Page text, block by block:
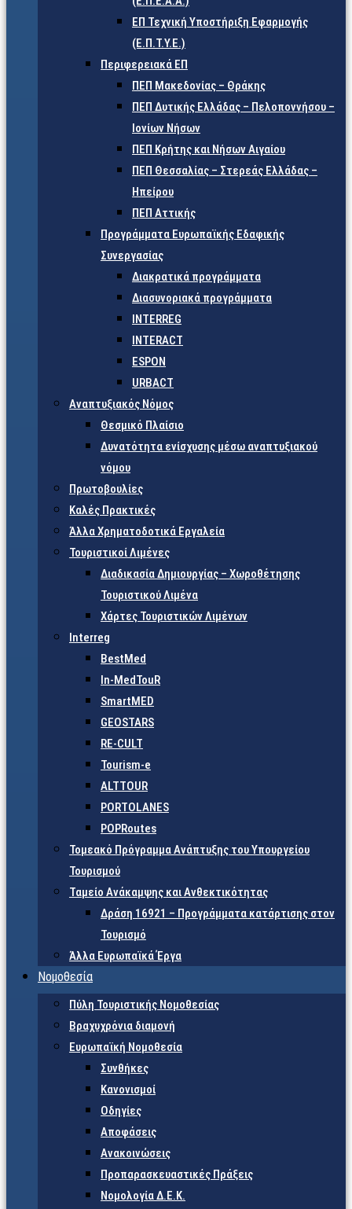
ΕΠ Τεχνική Υποστήριξη Εφαρμογής
(Ε.Π.Τ.Υ.Ε.)
Περιφερειακά ΕΠ
ΠΕΠ Μακεδονίας – Θράκης
ΠΕΠ Δυτικής Ελλάδας – Πελοποννήσου –
Ιονίων Νήσων
ΠΕΠ Κρήτης και Νήσων Αιγαίου
ΠΕΠ Θεσσαλίας – Στερεάς Ελλάδας –
Ηπείρου
ΠΕΠ Αττικής
Προγράμματα Ευρωπαϊκής Εδαφικής
Συνεργασίας
Διακρατικά προγράμματα
Διασυνοριακά προγράμματα
INTERREG
INTERACT
ESPON
URBACT
Αναπτυξιακός Νόμος
Θεσμικό Πλαίσιο
Δυνατότητα ενίσχυσης μέσω αναπτυξιακού
νόμου
Πρωτοβουλίες
Καλές Πρακτικές
Άλλα Χρηματοδοτικά Εργαλεία
Τουριστικοί Λιμένες
Διαδικασία Δημιουργίας – Χωροθέτησης
Τουριστικού Λιμένα
Χάρτες Τουριστικών Λιμένων
Interreg
BestMed
In-MedTouR
SmartMED
GEOSTARS
RE-CULT
Tourism-e
ALTTOUR
PORTOLANES
POPRoutes
Τομεακό Πρόγραμμα Ανάπτυξης του Υπουργείου
Τουρισμού
Ταμείο Ανάκαμψης και Ανθεκτικότητας
Δράση 16921 – Προγράμματα κατάρτισης στον
Τουρισμό
Άλλα Ευρωπαϊκά Έργα
Νομοθεσία
Πύλη Τουριστικής Νομοθεσίας
Βραχυχρόνια διαμονή
Ευρωπαϊκή Νομοθεσία
Συνθήκες
Κανονισμοί
Οδηγίες
Αποφάσεις
Ανακοινώσεις
Προπαρασκευαστικές Πράξεις
Νομολογία Δ.Ε.Κ.